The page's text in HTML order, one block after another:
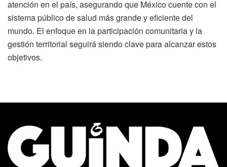
atención en el país, asegurando que México cuente con el
sistema público de salud más grande y eficiente del
mundo. El enfoque en la participación comunitaria y la
gestión territorial seguirá siendo clave para alcanzar estos
objetivos.